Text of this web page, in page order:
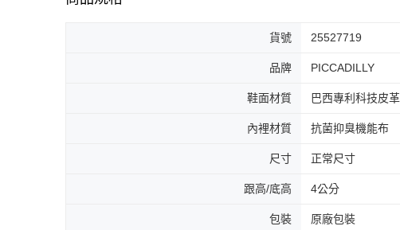
貨號 25527719
品牌 PICCADILLY
鞋面材質 巴西專利科技皮革
內裡材質 抗菌抑臭機能布
尺寸 正常尺寸
跟高/底高 4公分
包裝 原廠包裝